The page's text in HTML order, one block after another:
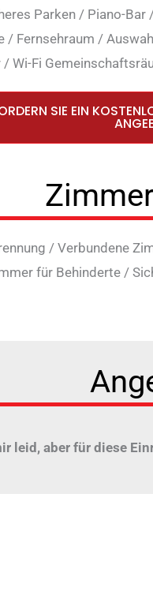
Parken / Piano-Bar
/ Fernsehraum /
/ Wi-Fi
SIE EIN
/ Verbundene
für Behinderte /
leid, aber für diese